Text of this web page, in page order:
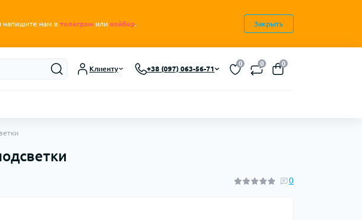
напишите нам в телеграм или вайбер. Закрыть
Клиенту +38 (097) 063-56-71
0 0 0
0